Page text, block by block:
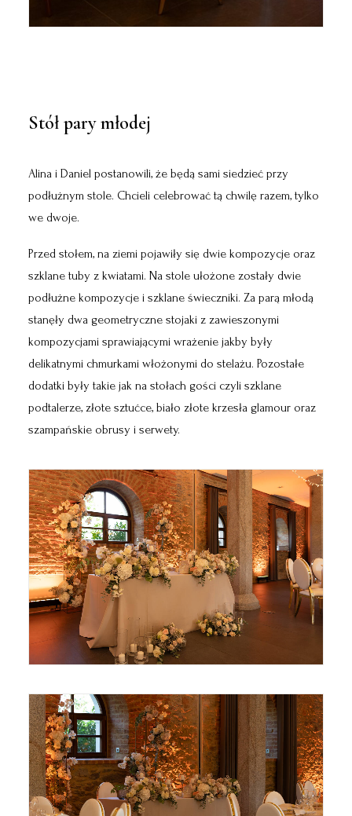
Stół pary młodej
Alina i Daniel postanowili, że będą sami siedzieć przy
podłużnym stole. Chcieli celebrować tą chwilę razem, tylko
we dwoje.
Przed stołem, na ziemi pojawiły się dwie kompozycje oraz
szklane tuby z kwiatami. Na stole ułożone zostały dwie
podłużne kompozycje i szklane świeczniki. Za parą młodą
stanęły dwa geometryczne stojaki z zawieszonymi
kompozycjami sprawiającymi wrażenie jakby były
delikatnymi chmurkami włożonymi do stelażu. Pozostałe
dodatki były takie jak na stołach gości czyli szklane
podtalerze, złote sztućce, biało złote krzesła glamour oraz
szampańskie obrusy i serwety.